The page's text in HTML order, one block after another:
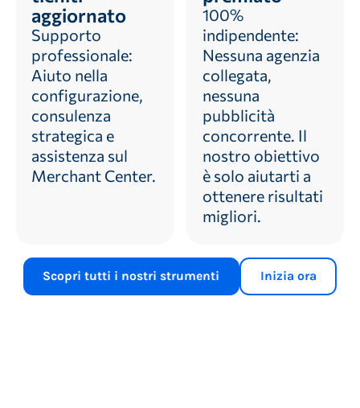
aggiornato
Supporto
professionale:
Aiuto nella
configurazione,
consulenza
strategica e
assistenza sul
Merchant Center.
100%
indipendente:
Nessuna agenzia
collegata,
nessuna
pubblicità
concorrente. Il
nostro obiettivo
è solo aiutarti a
ottenere risultati
migliori.
Scopri tutti i nostri strumenti Inizia ora